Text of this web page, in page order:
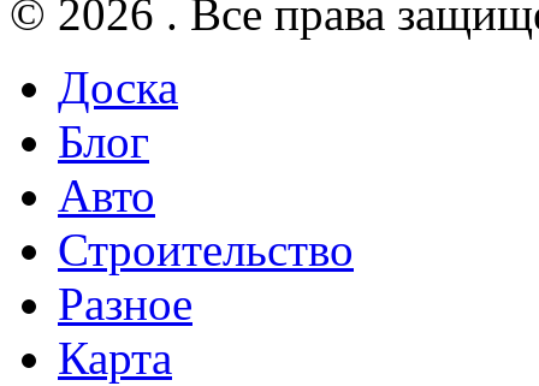
© 2026 . Все права
Доска
Блог
Авто
Строительство
Разное
Карта